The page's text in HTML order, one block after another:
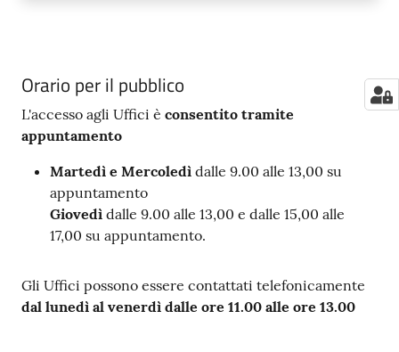
Orario per il pubblico
L'accesso agli Uffici è consentito tramite
appuntamento
Martedì e Mercoledì dalle 9.00 alle 13,00 su
appuntamento
Giovedì dalle 9.00 alle 13,00 e dalle 15,00 alle
17,00 su appuntamento.
Gli Uffici possono essere contattati telefonicamente
dal lunedì al venerdì dalle ore 11.00 alle ore 13.00